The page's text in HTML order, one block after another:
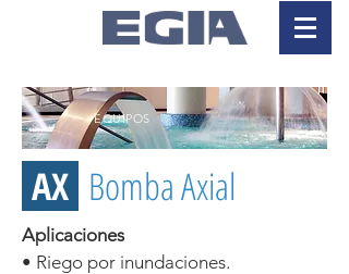
EQUIPOS
AX Bomba Axial
Aplicaciones
• Riego por inundaciones.